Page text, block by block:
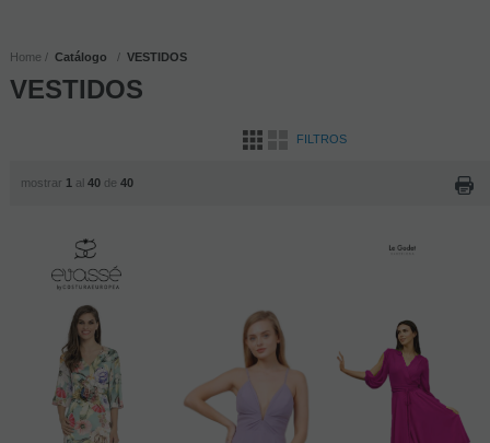
Home Catálogo VESTIDOS
VESTIDOS
FILTROS
mostrar 1 al 40de 40